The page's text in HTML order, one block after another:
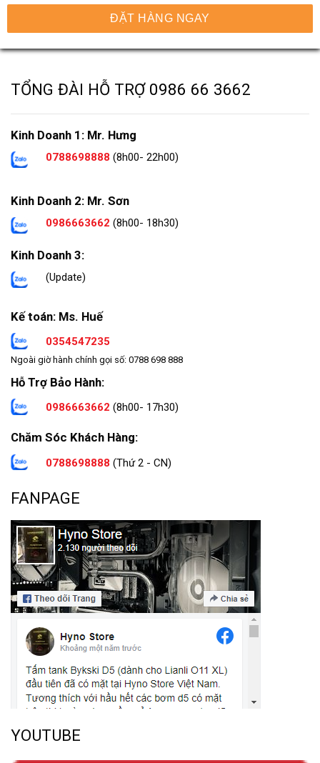
ĐẶT HÀNG NGAY
TỔNG ĐÀI HỖ TRỢ 0986 66 3662
Kinh Doanh 1: Mr. Hưng
0788698888 (8h00- 22h00)
Kinh Doanh 2: Mr. Sơn
0986663662 (8h00- 18h30)
Kinh Doanh 3:
(Update)
Kế toán: Ms. Huế
0354547235
Ngoài giờ hành chính gọi số: 0788 698 888
Hỗ Trợ Bảo Hành:
0986663662 (8h00- 17h30)
Chăm Sóc Khách Hàng:
0788698888 (Thứ 2 - CN)
FANPAGE
YOUTUBE